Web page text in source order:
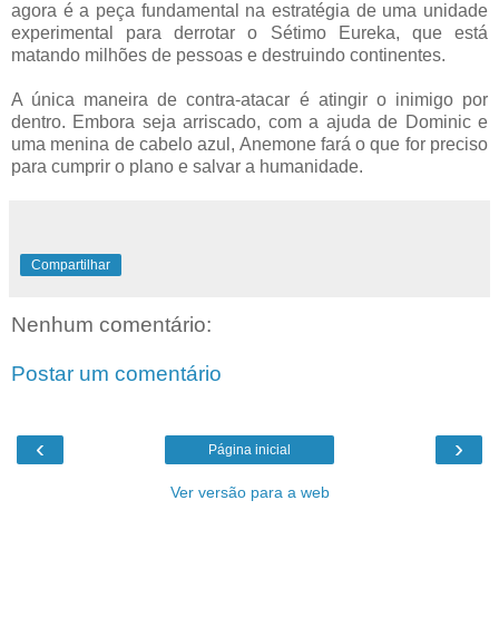
agora é a peça fundamental na estratégia de uma unidade
experimental para derrotar o Sétimo Eureka, que está
matando milhões de pessoas e destruindo continentes.
A única maneira de contra-atacar é atingir o inimigo por
dentro. Embora seja arriscado, com a ajuda de Dominic e
uma menina de cabelo azul, Anemone fará o que for preciso
para cumprir o plano e salvar a humanidade.
Compartilhar
Nenhum comentário:
Postar um comentário
‹ ›
Página inicial
Ver versão para a web